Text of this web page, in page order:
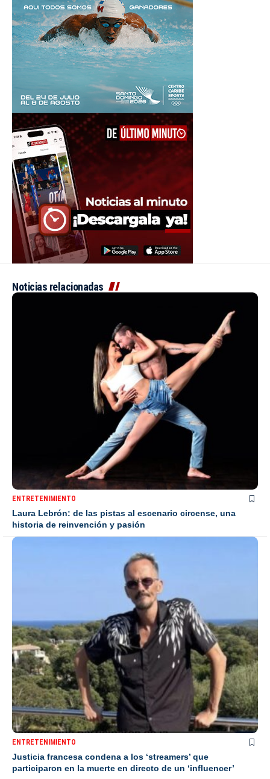
Noticias relacionadas
ENTRETENIMIENTO
Laura Lebrón: de las pistas al escenario circense, una
historia de reinvención y pasión
ENTRETENIMIENTO
Justicia francesa condena a los ‘streamers’ que
participaron en la muerte en directo de un ‘influencer’